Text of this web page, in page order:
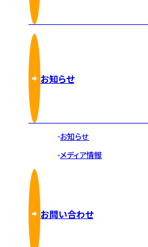
お知らせ
お知らせ
メディア情報
お問い合わせ